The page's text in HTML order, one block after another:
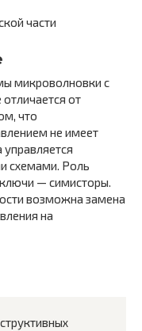
микроволновки с
от
что
не имеет
управляется
схемами. Роль
— симисторы.
возможна замена
на